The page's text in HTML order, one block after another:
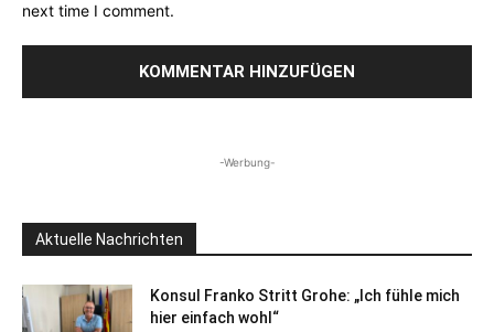
next time I comment.
-Werbung-
Aktuelle Nachrichten
Konsul Franko Stritt Grohe: „Ich fühle mich
hier einfach wohl“